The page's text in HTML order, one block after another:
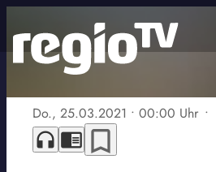
Do., 25.03.2021 • 00:00 Uhr •
headphones chrome_reader_mode bookmark_border